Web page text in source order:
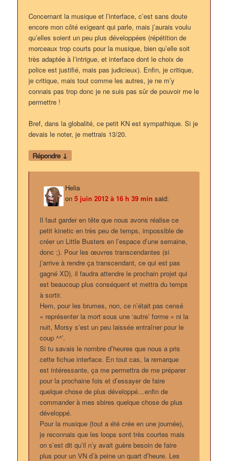
Concernant la musique et l’interface, c’est sans doute
encore mon côté exigeant qui parle, mais j’aurais voulu
qu’elles soient un peu plus développées (répétition de
morceaux trop courts pour la musique, bien qu’elle soit
très adaptée à l’intrigue, et interface dont le choix de
police est justifié, mais pas judicieux). Enfin, je critique,
je critique, mais tout comme les autres, je ne m’y
connais pas trop donc je ne suis pas sûr de pouvoir me le
permettre !
Bref, dans la globalité, ce petit KN est sympathique. Si je
devais le noter, je mettrais 13/20.
Répondre ↓
Helia
on5 juin 2012 à 16 h 39 min said:
Il faut garder en tête que nous avons réalise ce
petit kinetic en très peu de temps, impossible de
créer un Little Busters en l’espace d’une semaine,
donc ;). Pour les œuvres transcendantes (si
j’arrive à rendre ça transcendant, ce qui est pas
gagné XD), il faudra attendre le prochain projet qui
est beaucoup plus conséquent et mettra du temps
à sortir.
Hem, pour les brumes, non, ce n’était pas censé
« représenter la mort sous une ‘autre’ forme » ni la
nuit, Morsy s’est un peu laissée entraîner pour le
coup ^^’.
Si tu savais le nombre d’heures que nous a pris
cette fichue interface. En tout cas, la remarque
est intéressante, ça me permettra de me préparer
pour la prochaine fois et d’essayer de faire
quelque chose de plus développé…enfin de
commander à mes sbires quelque chose de plus
développé.
Pour la musique (tout a été crée en une journée),
je reconnais que les loops sont très courtes mais
on s’est dit qu’il n’y avait guère besoin de faire
plus pour un VN d’à peine un quart d’heure. Les